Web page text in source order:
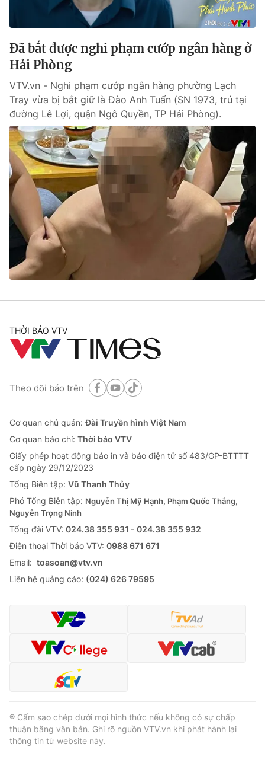
Vươn mình bằng AI
VTV9
Liên hệ tòa soạn
THỜI BÁO VTV
Theo dõi báo trên
Cơ quan chủ quản:
Đài Truyền hình Việt Nam
Cơ quan báo chí:
Giấy phép hoạt động báo in và báo điện tử số 483/GP-BTTTT
cấp ngày 29/12/2023
Tổng đài VTV:024.38 355 931 - 024.38 355 932
Ðiện thoại Thời báo VTV:024.66 897 897
Liên hệ quảng cáo: 024-7300.7108
® Cấm sao chép dưới mọi hình thức nếu không có sự chấp
thuận bằng văn bản. Ghi rõ nguồn VTV.vn khi phát hành lại
thông tin từ website này.
Đã bắt được nghi phạm cướp ngân hàng ở
Hải Phòng
VTV.vn - Nghi phạm cướp ngân hàng phường Lạch
Tray vừa bị bắt giữ là Đào Anh Tuấn (SN 1973, trú tại
đường Lê Lợi, quận Ngô Quyền, TP Hải Phòng).
THỜI BÁO VTV
Theo dõi báo trên
Cơ quan chủ quản:Đài Truyền hình Việt Nam
Cơ quan báo chí: Thời báo VTV
Giấy phép hoạt động báo in và báo điện tử số 483/GP-BTTTT
cấp ngày 29/12/2023
Tổng Biên tập: Vũ Thanh Thủy
Phó Tổng Biên tập: Nguyễn Thị Mỹ Hạnh, Phạm Quốc Thắng,
Nguyễn Trọng Ninh
Tổng đài VTV: 024.38 355 931 - 024.38 355 932
Ðiện thoại Thời báo VTV: 0988 671 671
Email: toasoan@vtv.vn
Liên hệ quảng cáo: (024) 626 79595
® Cấm sao chép dưới mọi hình thức nếu không có sự chấp
thuận bằng văn bản. Ghi rõ nguồn VTV.vn khi phát hành lại
thông tin từ website này.